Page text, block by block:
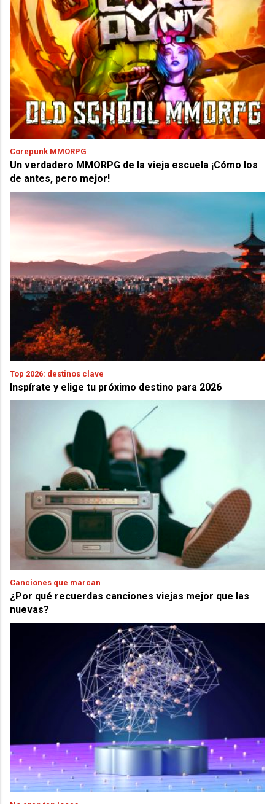
Corepunk MMORPG
Un verdadero MMORPG de la vieja escuela ¡Cómo los
de antes, pero mejor!
Top 2026: destinos clave
Inspírate y elige tu próximo destino para 2026
Canciones que marcan
¿Por qué recuerdas canciones viejas mejor que las
nuevas?